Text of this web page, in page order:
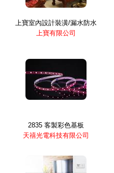
上寶室內設計裝潢/漏水防水
上寶有限公司
2835 客製彩色基板
天禧光電科技有限公司